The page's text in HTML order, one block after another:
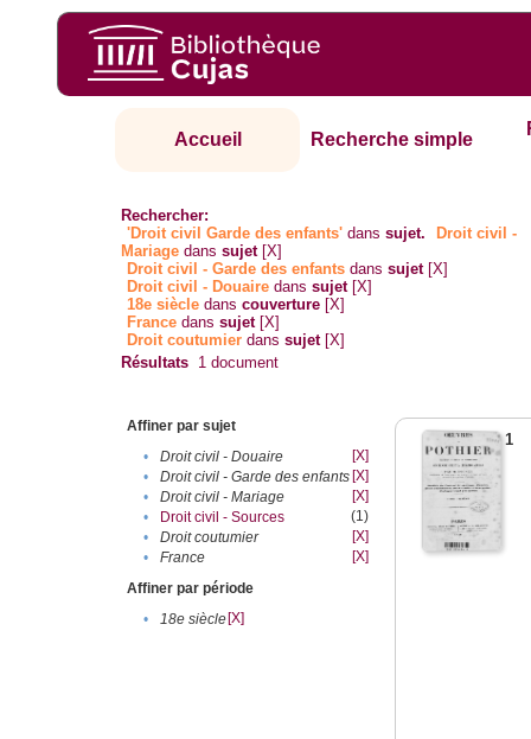
Accueil Recherche simple
Rechercher:
'Droit civil Garde des enfants' danssujet.
Droit civil -
Mariage danssujet [X]
Droit civil - Garde des enfants danssujet [X]
Droit civil - Douaire danssujet [X]
18e siècle danscouverture [X]
France danssujet [X]
Droit coutumier danssujet [X]
Résultats 1 document
Affiner par sujet
•
Droit civil - Douaire
[X]
•
Droit civil - Garde des enfants [X]
•
Droit civil - Mariage
[X]
•
Droit civil - Sources
(1)
•
Droit coutumier
[X]
•
France
[X]
Affiner par période
•
18e siècle[X]
1